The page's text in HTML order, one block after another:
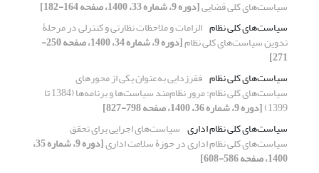
سیاست‌های کلی قضایی[دوره 9، شماره 33، 1400، صفحه 164-182]
سیاست‌های کلی نظام الزامات و ملاحظات نظارتی و کنترلی در مرحلۀ
تدوین سیاست‌های کلی نظام [دوره 9، شماره 34، 1400، صفحه 250-
271]
سیاست‌های کلی نظام فقرزدایی به‌عنوان یکی از محورهای
سیاست‌های کلی نظام: مرور نظام‌مند سیاست‌ها و برنامه‌ها (1384 تا
1399) [دوره 9، شماره 36، 1400، صفحه 798-827]
سیاست‌های کلی نظام اداری سیاست‌های اجرایی برای تحقق
سیاست‌های کلی نظام اداری در حوزۀ سلامت اداری [دوره 9، شماره 35،
1400، صفحه 586-608]